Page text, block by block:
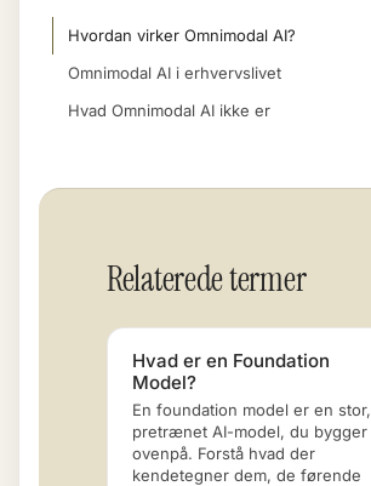
Hvordan virker Omnimodal AI?
Omnimodal AI i erhvervslivet
Hvad Omnimodal AI ikke er
Relaterede termer
Hvad er en Foundation
Model?
En foundation model er en stor,
pretrænet AI-model, du bygger
ovenpå. Forstå hvad der
kendetegner dem, de førende